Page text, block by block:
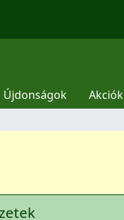
menüje
Újdonságok Akciók